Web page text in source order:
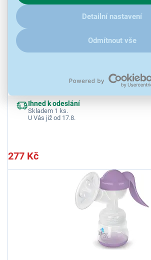
kliknětesem.
Detailní nastavení
Odmítnout vše
Bayby BBP 1110
silikonový nástavec, snadné ovládání. Objem
se v myčce. USB nabíjení, kompaktní design,
Ihned k odeslání
Skladem 1 ks.
U Vás již od 17.8.
277 Kč